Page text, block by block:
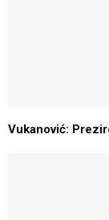
Vukanović: